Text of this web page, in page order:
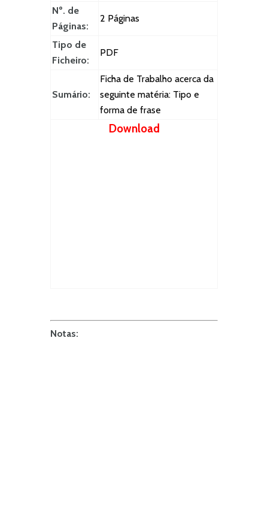
Nº. de
Páginas:
2 Páginas
Tipo de
Ficheiro:
PDF
Sumário:
Ficha de Trabalho acerca da
seguinte matéria: Tipo e
forma de frase
Download
Notas: